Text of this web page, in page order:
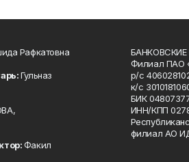
Рафкатовна
Гульназ
Факил
БАНКОВСКИЕ
Филиал ПАО
р/с
к/с
БИК
ИНН/КПП
филиал АО